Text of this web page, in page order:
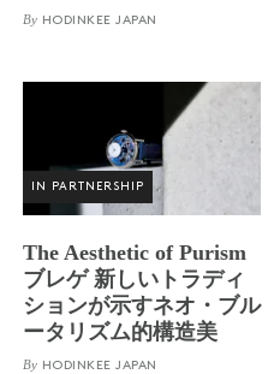
By HODINKEE JAPAN
IN PARTNERSHIP
The Aesthetic of Purism
ブレゲ 新しいトラディ
ションが示すネオ・ブル
ータリズム的構造美
By HODINKEE JAPAN